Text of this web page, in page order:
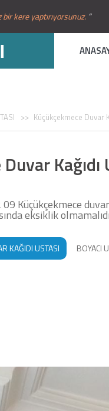
bir kere yaptırıyorsunuz. ”
Küçükçekmece Duvar
Kağıdı
Küçükçekmece
eksiklik
KAĞIDI USTASI BOYACI